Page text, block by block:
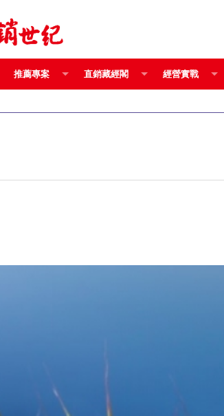
推薦專案 直銷藏經閣 經營實戰